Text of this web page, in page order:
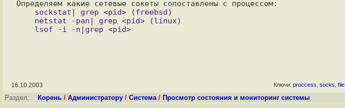
16.10.2003 Ключи: proccess socks file
Раздел: Корень / Администратору / Система/ Просмотр состояния и мониторинг системы